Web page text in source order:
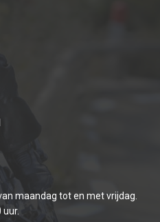
maandag tot en met vrijdag.